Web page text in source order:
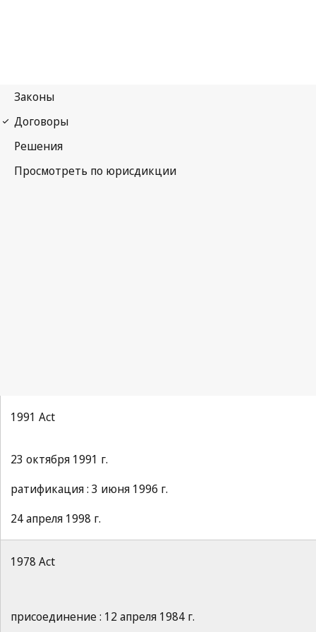
1991 Act
23 октября 1991 г.
ратификация : 3 июня 1996 г.
24 апреля 1998 г.
1978 Act
присоединение : 12 апреля 1984 г.